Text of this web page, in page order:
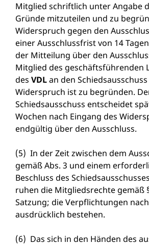
Mitglied schriftlich unter Angabe
Gründe mitzuteilen und zu
Widerspruch gegen den
einer Ausschlussfrist von 14
der Mitteilung über den
Mitglied des geschäftsführenden
des VDLan den
Widerspruch ist zu begründen.
Schiedsausschuss entscheidet
Wochen nach Eingang des
endgültig über den Ausschluss.
(5) In der Zeit zwischen dem
gemäß Abs. 3 und einem
Beschluss des
ruhen die Mitgliedsrechte gemäß
Satzung; die Verpflichtungen
ausdrücklich bestehen.
(6) Das sich in den Händen des